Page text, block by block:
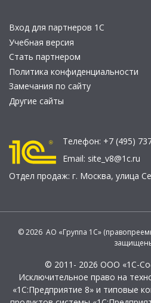
Вход для партнеров 1С
Учебная версия
Стать партнером
Политика конфиденциальности
Замечания по сайту
Другие сайты
Телефон: +7 (495)
Email: site_v8@1c.ru
Отдел продаж: г. Москва, улица
© 2026 АО «Группа 1С»
© 2011- 2026 ООО «1С-
Исключительное право на
«1С:Предприятие 8» и типовые